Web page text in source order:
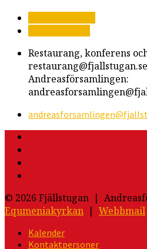
Restaurang, konferens
restaurang@fjallstugan.se
Andreasförsamlingen:
© 2026 Fjällstugan |
Equmeniakyrkan | Webbmail
Kalender
Kontaktpersoner